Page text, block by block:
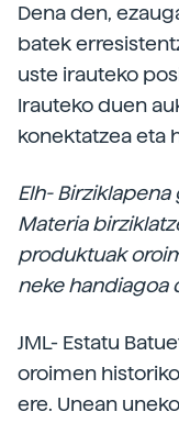
Dena den,
batek
uste irauteko
Irauteko duen
konektatzea eta
Elh-
Materia
produktuak
neke handiagoa
JML- Estatu
oroimen
ere. Unean